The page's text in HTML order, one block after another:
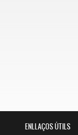
ENLLAÇOS ÚTILS